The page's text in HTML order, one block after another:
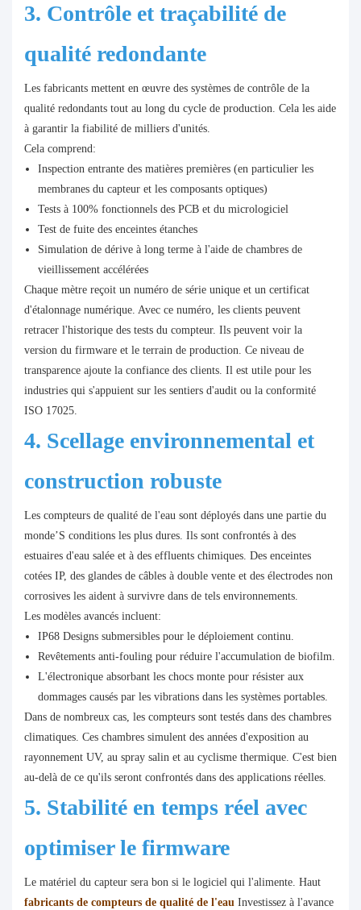
3. Contrôle et traçabilité de
qualité redondante
Les fabricants mettent en œuvre des systèmes de contrôle de la
qualité redondants tout au long du cycle de production. Cela les aide
à garantir la fiabilité de milliers d'unités.
Cela comprend:
Inspection entrante des matières premières (en particulier les
membranes du capteur et les composants optiques)
Tests à 100% fonctionnels des PCB et du micrologiciel
Test de fuite des enceintes étanches
Simulation de dérive à long terme à l'aide de chambres de
vieillissement accélérées
Chaque mètre reçoit un numéro de série unique et un certificat
d'étalonnage numérique. Avec ce numéro, les clients peuvent
retracer l'historique des tests du compteur. Ils peuvent voir la
version du firmware et le terrain de production. Ce niveau de
transparence ajoute la confiance des clients. Il est utile pour les
industries qui s'appuient sur les sentiers d'audit ou la conformité
ISO 17025.
4. Scellage environnemental et
construction robuste
Les compteurs de qualité de l'eau sont déployés dans une partie du
monde’S conditions les plus dures. Ils sont confrontés à des
estuaires d'eau salée et à des effluents chimiques. Des enceintes
cotées IP, des glandes de câbles à double vente et des électrodes non
corrosives les aident à survivre dans de tels environnements.
Les modèles avancés incluent:
IP68 Designs submersibles pour le déploiement continu.
Revêtements anti-fouling pour réduire l'accumulation de biofilm.
L'électronique absorbant les chocs monte pour résister aux
dommages causés par les vibrations dans les systèmes portables.
Dans de nombreux cas, les compteurs sont testés dans des chambres
climatiques. Ces chambres simulent des années d'exposition au
rayonnement UV, au spray salin et au cyclisme thermique. C'est bien
au-delà de ce qu'ils seront confrontés dans des applications réelles.
5. Stabilité en temps réel avec
optimiser le firmware
Le matériel du capteur sera bon si le logiciel qui l'alimente. Haut
fabricants de compteurs de qualité de l'eau Investissez à l'avance